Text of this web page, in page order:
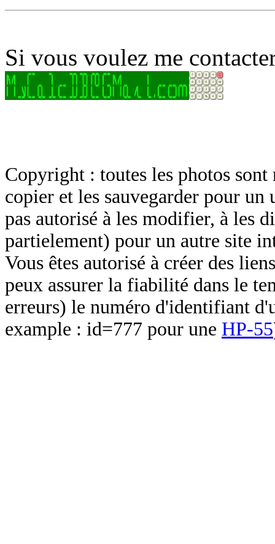
Si vous voulez me
Copyright : toutes les photos sont
copier et les sauvegarder pour un
pas autorisé à les modifier, à les
partielement) pour un autre site
Vous êtes autorisé à créer des
peux assurer la fiabilité dans le
erreurs) le numéro d'identifiant
example : id=777 pour une HP-55